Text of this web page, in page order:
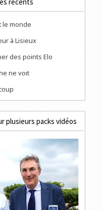
le monde
à Lisieux
des points Elo
ne voit
plusieurs packs vidéos